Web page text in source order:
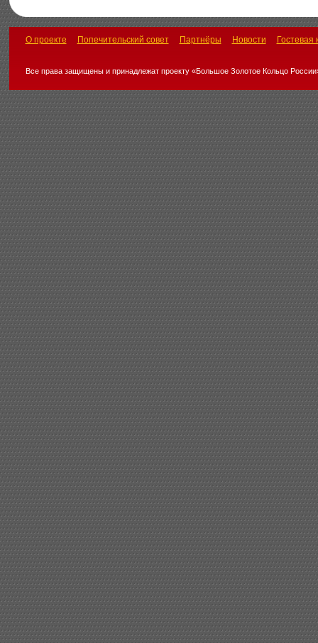
О проекте Попечительский совет Партнёры Новости Гостевая
Все права защищены и принадлежат проекту «Большое Золотое Кольцо